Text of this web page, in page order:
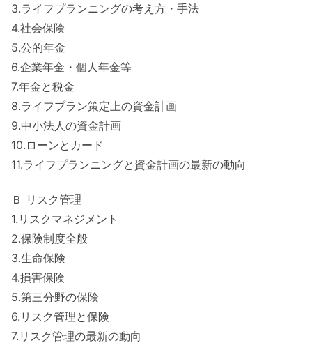
3.ライフプランニングの考え方・手法
4.社会保険
5.公的年金
6.企業年金・個人年金等
7.年金と税金
8.ライフプラン策定上の資金計画
9.中小法人の資金計画
10.ローンとカード
11.ライフプランニングと資金計画の最新の動向
Ｂ リスク管理
1.リスクマネジメント
2.保険制度全般
3.生命保険
4.損害保険
5.第三分野の保険
6.リスク管理と保険
7.リスク管理の最新の動向